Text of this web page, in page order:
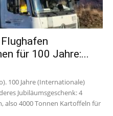
für 100 Jahre:...
100 Jahre (Internationale)
Jubiläumsgeschenk: 4
also 4000 Tonnen Kartoffeln für